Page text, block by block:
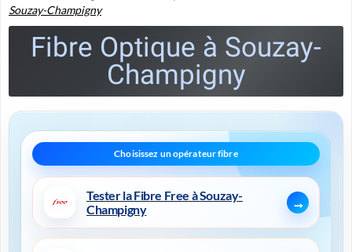
Souzay-Champigny
Fibre Optique à Souzay-
Champigny
Tester la Fibre Free à Souzay-
Champigny